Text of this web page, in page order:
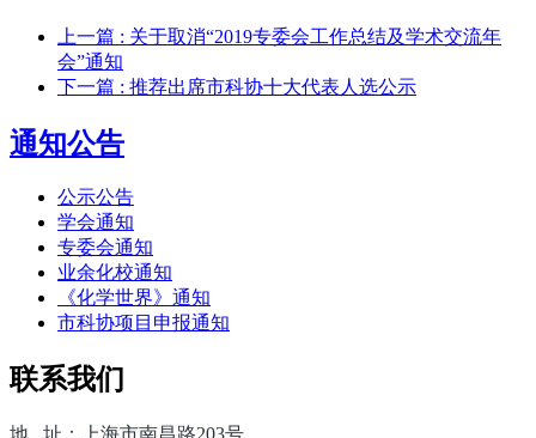
上一篇 : 关于取消“2019专委会工作总结及学术交流年
会”通知
下一篇 : 推荐出席市科协十大代表人选公示
通知公告
公示公告
学会通知
专委会通知
业余化校通知
《化学世界》通知
市科协项目申报通知
联系我们